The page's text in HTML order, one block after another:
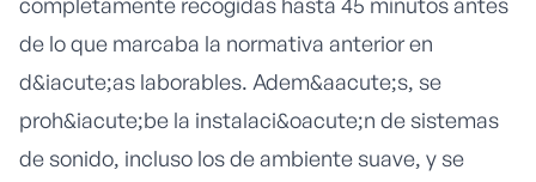
de lo que marcaba la normativa anterior en
d&iacute;as laborables. Adem&aacute;s, se
proh&iacute;be la instalaci&oacute;n de sistemas
de sonido, incluso los de ambiente suave, y se